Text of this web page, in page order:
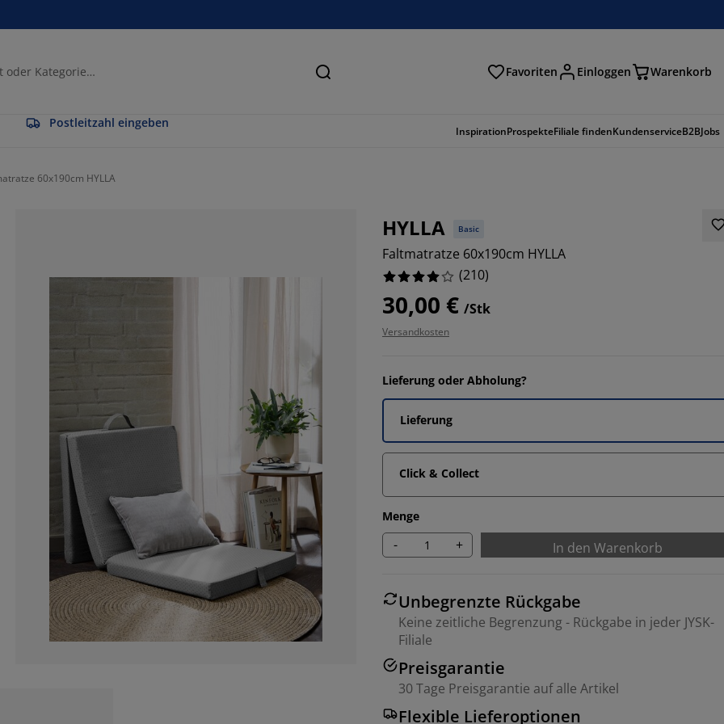
Suchen Favoriten Einloggen Warenkorb
Postleitzahl eingeben
InspirationProspekteFiliale findenKundenserviceB2BJobs
60x190cm HYLLA
HYLLA Basic
Faltmatratze 60x190cm HYLLA
(210)
30,00 € /Stk
Versandkosten
Lieferung oder Abholung?
Lieferung
Click & Collect
Menge
- + In den Warenkorb
Unbegrenzte Rückgabe
Keine zeitliche Begrenzung - Rückgabe in jeder JYSK-
Filiale
Preisgarantie
30 Tage Preisgarantie auf alle Artikel
Flexible Lieferoptionen
57.14285714285714%
15.714285714285714%
9.047619047619047%
3.3333333333333335%
14.761904761904763%